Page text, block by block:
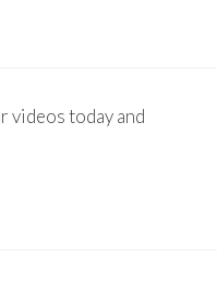
videos today and